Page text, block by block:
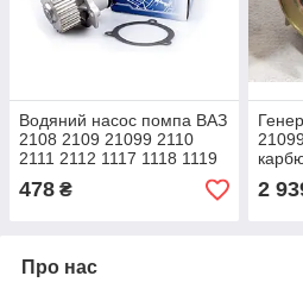
Водяний насос помпа ВАЗ
2108 2109 21099 2110
2111 2112 1117 1118 1119
АТ
478 ₴ 2
Про нас